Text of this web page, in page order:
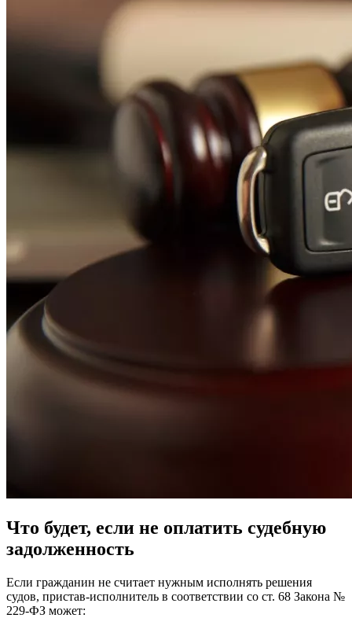
Что будет, если не оплатить судебную
задолженность
Если гражданин не считает нужным исполнять решения
судов, пристав-исполнитель в соответствии со ст. 68 Закона №
229-ФЗ может: